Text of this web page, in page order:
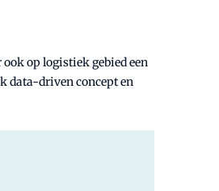
op logistiek gebied een
data-driven concept en